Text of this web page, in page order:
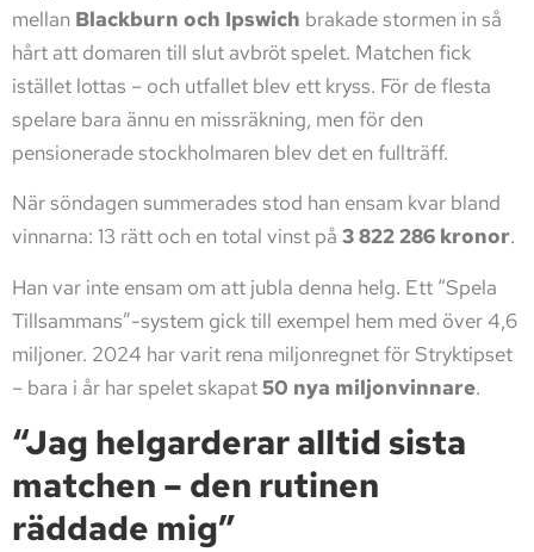
mellan Blackburn och Ipswich brakade stormen in så
hårt att domaren till slut avbröt spelet. Matchen fick
istället lottas – och utfallet blev ett kryss. För de flesta
spelare bara ännu en missräkning, men för den
pensionerade stockholmaren blev det en fullträff.
När söndagen summerades stod han ensam kvar bland
vinnarna: 13 rätt och en total vinst på 3 822 286 kronor.
Han var inte ensam om att jubla denna helg. Ett “Spela
Tillsammans”-system gick till exempel hem med över 4,6
miljoner. 2024 har varit rena miljonregnet för Stryktipset
– bara i år har spelet skapat50 nya miljonvinnare.
“Jag helgarderar alltid sista
matchen – den rutinen
räddade mig”